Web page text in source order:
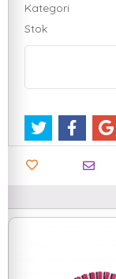
Kategori
Stok